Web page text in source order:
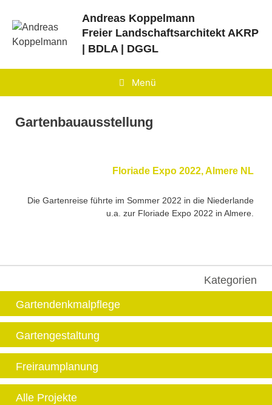
Inhalt
springen
Andreas Koppelmann
Freier Landschaftsarchitekt AKRP
| BDLA | DGGL
Menü
Gartenbauausstellung
Floriade Expo 2022, Almere NL
Die Gartenreise führte im Sommer 2022 in die Niederlande
u.a. zur Floriade Expo 2022 in Almere.
Kategorien
Gartendenkmalpflege
Gartengestaltung
Freiraumplanung
Alle Projekte